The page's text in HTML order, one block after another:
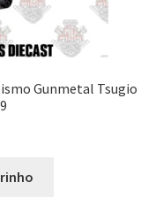
Gunmetal Tsugio